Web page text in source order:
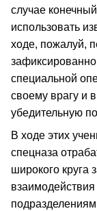
случае
использовать
ходе, пожалуй,
специальной
своему врагу и
убедительную
В ходе этих
спецназа
широкого круга